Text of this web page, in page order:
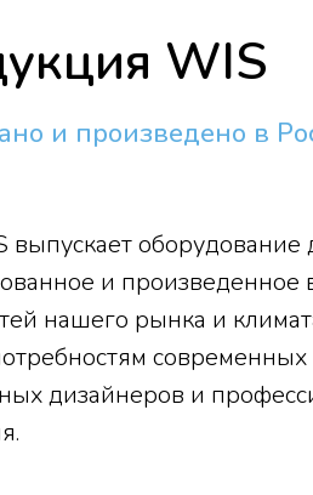
WIS
и произведено в
выпускает оборудование
и произведенное
нашего рынка и
современных
дизайнеров и